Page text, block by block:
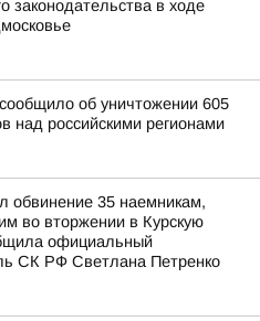
законодательства в ходе
об уничтожении 605
над российскими регионами
обвинение 35 наемникам,
во вторжении в Курскую
официальный
СК РФ Светлана Петренко